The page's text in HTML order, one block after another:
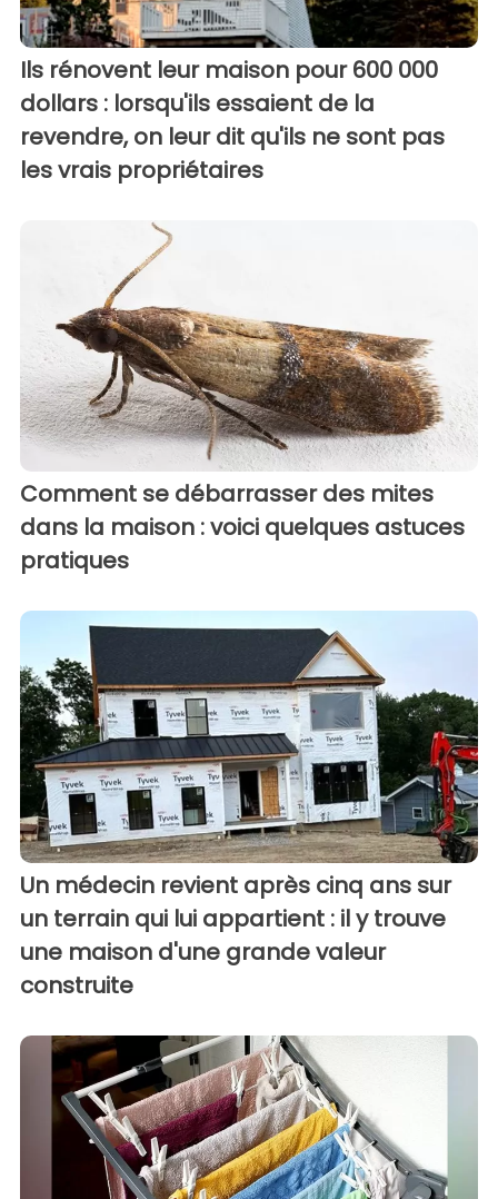
Ils rénovent leur maison pour 600 000
dollars : lorsqu'ils essaient de la
revendre, on leur dit qu'ils ne sont pas
les vrais propriétaires
Comment se débarrasser des mites
dans la maison : voici quelques astuces
pratiques
Un médecin revient après cinq ans sur
un terrain qui lui appartient : il y trouve
une maison d'une grande valeur
construite